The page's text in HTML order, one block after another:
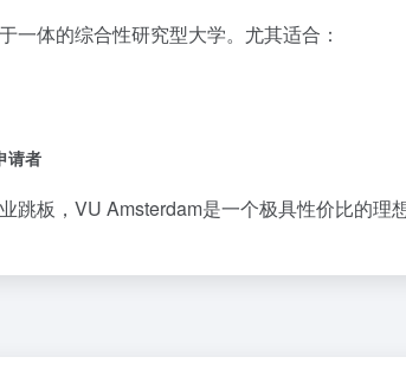
于一体的综合性研究型大学。尤其适合：
请者
跳板，VU Amsterdam是一个极具性价比的理